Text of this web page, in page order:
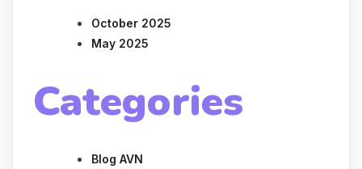
October 2025
May 2025
Categories
Blog AVN